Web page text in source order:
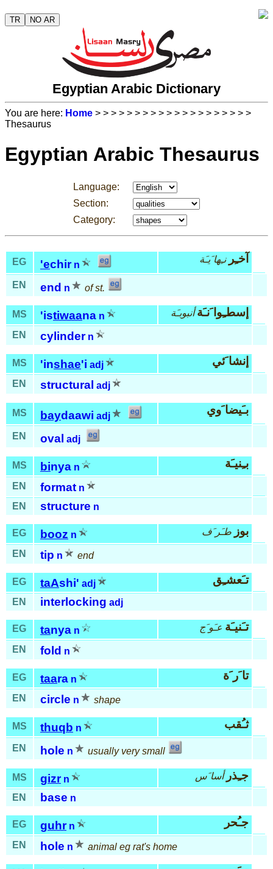
TR NO AR
Egyptian Arabic Dictionary
You are here: Home > > > > > > > > > > > > > > > > > > > >
Thesaurus
Egyptian Arabic Thesaurus
Language:
Section:
Category:
EG 'echir n آخـِر نـِها َيـَة
EN end n of st.
MS 'istiwaana n إسطـِوا َنـَة أنبوبـَة
EN cylinder n
MS 'inshae'i adj إنشا َئي
EN structural adj
MS baydaawi adj بـَيضا َوي
EN oval adj
MS binya n بـِنيـَة
EN format n
EN
structure n
EG booz n بوز طـَر َف
EN tip n end
EG taAshi' adj تـَعشـِق
EN interlocking adj
EG tanya n تـَنيـَة عـَو َج
EN fold n
EG taara n تا َر َة
EN circle n shape
MS thuqb n ثـُقب
EN hole n usually very small
MS gizr n جـِذر أسا َس
EN base n
EG guhr n جـُحر
EN hole n animal eg rat's home